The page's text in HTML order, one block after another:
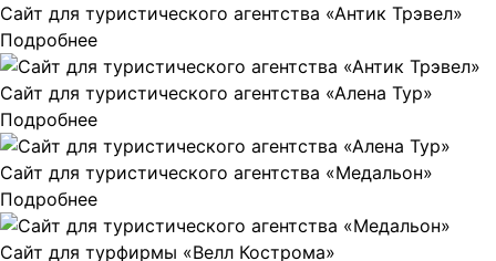
Сайт для туристического агентства «Антик Трэвел»
Подробнее
Сайт для туристического агентства «Алена Тур»
Подробнее
Сайт для туристического агентства «Медальон»
Подробнее
Сайт для турфирмы «Велл Кострома»